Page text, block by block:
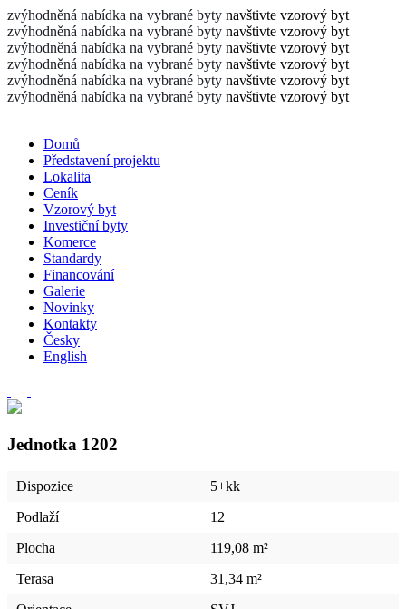
zvýhodněná nabídka na vybrané byty navštivte vzorový byt
zvýhodněná nabídka na vybrané byty navštivte vzorový byt
zvýhodněná nabídka na vybrané byty navštivte vzorový byt
zvýhodněná nabídka na vybrané byty navštivte vzorový byt
zvýhodněná nabídka na vybrané byty navštivte vzorový byt
zvýhodněná nabídka na vybrané byty navštivte vzorový byt
Domů
Představení projektu
Lokalita
Ceník
Vzorový byt
Investiční byty
Komerce
Standardy
Financování
Galerie
Novinky
Kontakty
Česky
English
Jednotka 1202
Dispozice
5+kk
Podlaží
12
Plocha
119,08 m²
Terasa
31,34 m²